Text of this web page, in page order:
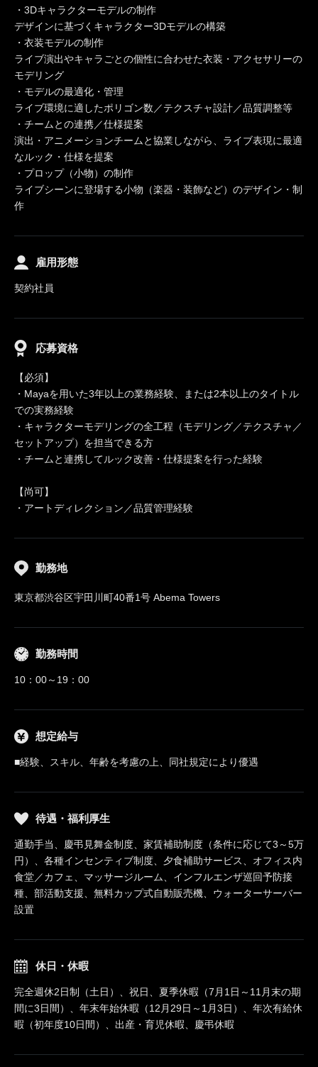
・3Dキャラクターモデルの制作
デザインに基づくキャラクター3Dモデルの構築
・衣装モデルの制作
ライブ演出やキャラごとの個性に合わせた衣装・アクセサリーの
モデリング
・モデルの最適化・管理
ライブ環境に適したポリゴン数／テクスチャ設計／品質調整等
・チームとの連携／仕様提案
演出・アニメーションチームと協業しながら、ライブ表現に最適
なルック・仕様を提案
・プロップ（小物）の制作
ライブシーンに登場する小物（楽器・装飾など）のデザイン・制
作
雇用形態
契約社員
応募資格
【必須】
・Mayaを用いた3年以上の業務経験、または2本以上のタイトル
での実務経験
・キャラクターモデリングの全工程（モデリング／テクスチャ／
セットアップ）を担当できる方
・チームと連携してルック改善・仕様提案を行った経験
【尚可】
・アートディレクション／品質管理経験
勤務地
東京都渋谷区宇田川町40番1号 Abema Towers
勤務時間
10：00～19：00
想定給与
■経験、スキル、年齢を考慮の上、同社規定により優遇
待遇・福利厚生
通勤手当、慶弔見舞金制度、家賃補助制度（条件に応じて3～5万
円）、各種インセンティブ制度、夕食補助サービス、オフィス内
食堂／カフェ、マッサージルーム、インフルエンザ巡回予防接
種、部活動支援、無料カップ式自動販売機、ウォーターサーバー
設置
休日・休暇
完全週休2日制（土日）、祝日、夏季休暇（7月1日～11月末の期
間に3日間）、年末年始休暇（12月29日～1月3日）、年次有給休
暇（初年度10日間）、出産・育児休暇、慶弔休暇